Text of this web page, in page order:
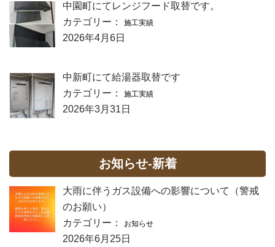
中園町にてレンジフード取替です。
カテゴリー：
施工実績
2026年4月6日
中新町にて給湯器取替です
カテゴリー：
施工実績
2026年3月31日
お知らせ-新着
大雨に伴うガス設備への影響について（警戒
のお願い）
カテゴリー：
お知らせ
2026年6月25日